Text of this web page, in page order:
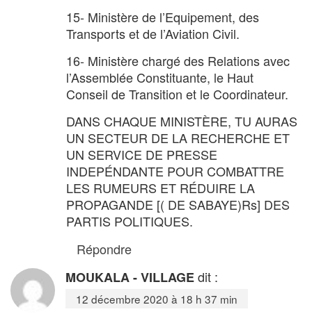
15- Ministère de l’Equipement, des
Transports et de l’Aviation Civil.
16- Ministère chargé des Relations avec
l’Assemblée Constituante, le Haut
Conseil de Transition et le Coordinateur.
DANS CHAQUE MINISTÈRE, TU AURAS
UN SECTEUR DE LA RECHERCHE ET
UN SERVICE DE PRESSE
INDEPÉNDANTE POUR COMBATTRE
LES RUMEURS ET RÉDUIRE LA
PROPAGANDE [( DE SABAYE)Rs] DES
PARTIS POLITIQUES.
Répondre
MOUKALA - VILLAGEdit :
12 décembre 2020 à 18 h 37 min